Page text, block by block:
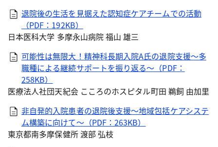
退院後の生活を見据えた認知症ケアチームでの活動
（PDF：192KB）
日本医科大学 多摩永山病院 福山 雄三
可能性は無限大！精神科長期入院A氏の退院支援～多
職種による継続サポートを振り返る～（PDF：
258KB）
医療法人社団天紀会 こころのホスピタル町田 鵜飼 由加里
非自発的入院患者の退院後支援～地域包括ケアシステ
ム構築に向けて～（PDF：263KB）
東京都南多摩保健所 渡部 弘枝